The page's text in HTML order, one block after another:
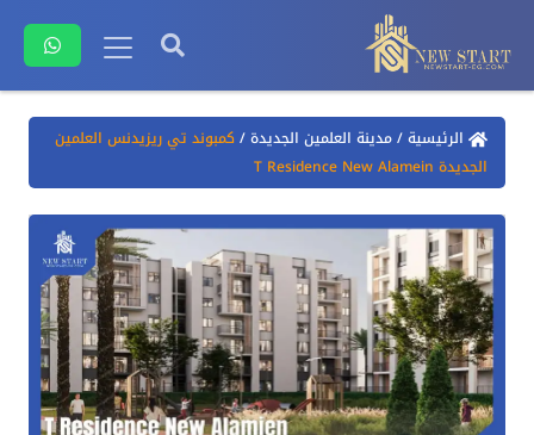
الرئيسية/مدينة العلمين الجديدة/كمبوند تي ريزيدنس العلمين
الجديدة T Residence New Alamein